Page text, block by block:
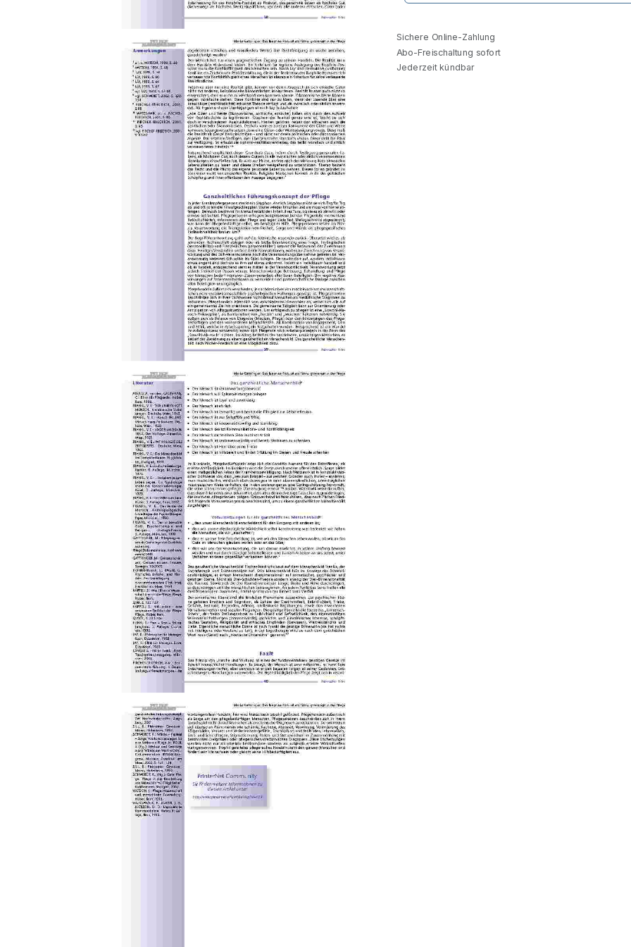
Sichere Online-Zahlung
Abo-Freischaltung sofort
Jederzeit kündbar